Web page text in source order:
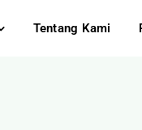
Tentang Kami